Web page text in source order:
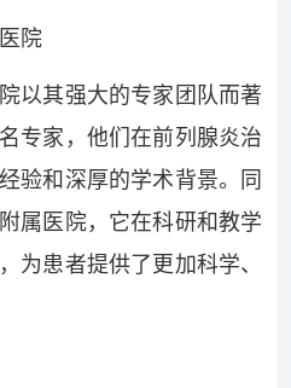
院
以其强大的专家团队而著
专家，他们在前列腺炎治
验和深厚的学术背景。同
属医院，它在科研和教学
为患者提供了更加科学、